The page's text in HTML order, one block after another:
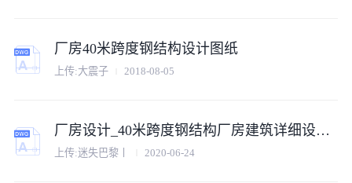
厂房40米跨度钢结构设计图纸
上传:大震子 2018-08-05
厂房设计_40米跨度钢结构厂房建筑详细设计cad施工图
上传:迷失巴黎丨 2020-06-24